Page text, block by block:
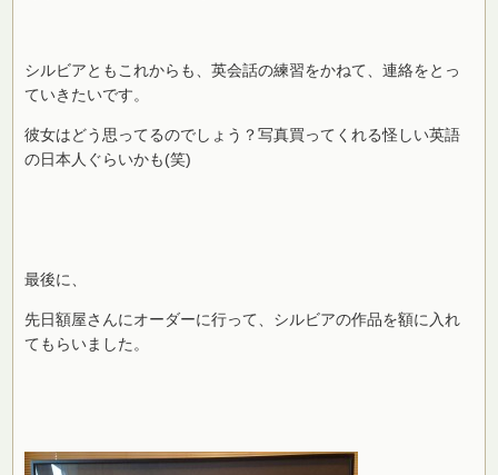
シルビアともこれからも、英会話の練習をかねて、連絡をとっ
ていきたいです。
彼女はどう思ってるのでしょう？写真買ってくれる怪しい英語
の日本人ぐらいかも(笑)
最後に、
先日額屋さんにオーダーに行って、シルビアの作品を額に入れ
てもらいました。